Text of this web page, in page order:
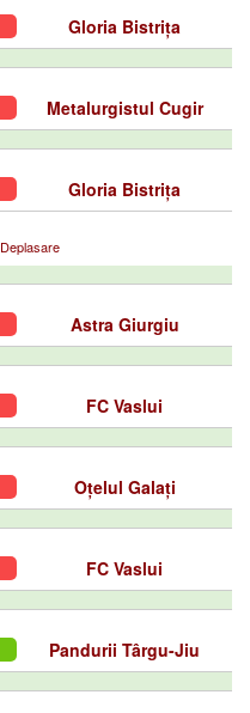
Gloria Bistrița
Metalurgistul Cugir
Gloria Bistrița
Deplasare
Astra Giurgiu
FC Vaslui
Oțelul Galați
FC Vaslui
Pandurii Târgu-Jiu